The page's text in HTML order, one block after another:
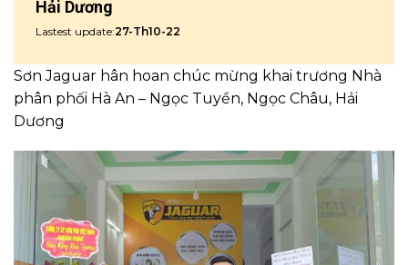
Hải Dương
Lastest update:27-Th10-22
Sơn Jaguar hân hoan chúc mừng khai trương Nhà
phân phối Hà An – Ngọc Tuyền, Ngọc Châu, Hải
Dương